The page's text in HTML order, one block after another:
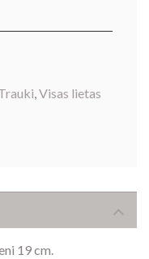
,Visas lietas
19 cm.